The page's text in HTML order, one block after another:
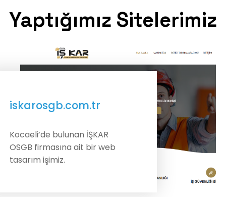
Yaptığımız Sitelerimiz
iskarosgb.com.tr
Kocaeli’de bulunan İŞKAR
OSGB firmasına ait bir web
tasarım işimiz.